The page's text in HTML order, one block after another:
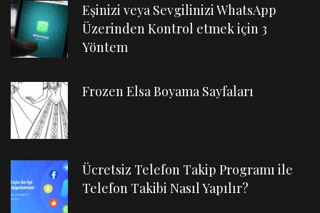
Eşinizi veya Sevgilinizi WhatsApp
Üzerinden Kontrol etmek için 3
Yöntem
Frozen Elsa Boyama Sayfaları
Ücretsiz Telefon Takip Programı ile
Telefon Takibi Nasıl Yapılır?